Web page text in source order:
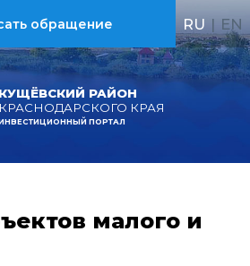
КУЩЁВСКИЙ РАЙОН
КРАСНОДАРСКОГО КРАЯ
ПОРТАЛ
обращение RU | EN
малого и